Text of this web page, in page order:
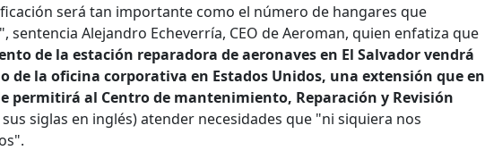
será tan importante como el número de hangares que
sentencia Alejandro Echeverría, CEO de Aeroman, quien enfatiza que
de la estación reparadora de aeronaves en El Salvador vendrá
de la oficina corporativa en Estados Unidos, una extensión que en
permitirá al Centro de mantenimiento, Reparación y Revisión
siglas en inglés) atender necesidades que "ni siquiera nos